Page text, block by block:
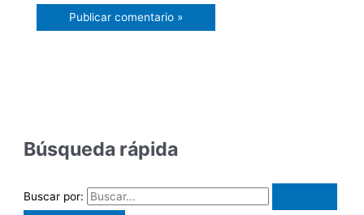
Búsqueda rápida
Buscar por: